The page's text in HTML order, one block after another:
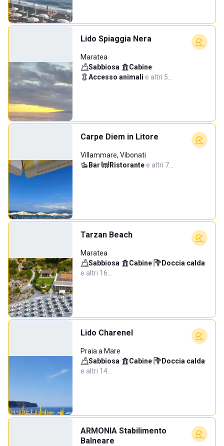
Lido Spiaggia Nera
Maratea
Sabbiosa· Cabine·
Accesso animali·e altri 5…
Carpe Diem in Litore
Villammare, Vibonati
Bar· Ristorante·e altri 7…
Tarzan Beach
Maratea
Sabbiosa· Cabine· Doccia calda·
e altri 16…
Lido Charenel
Praia a Mare
Sabbiosa· Cabine· Doccia calda·
e altri 14…
ARMONIA Stabilimento
Balneare